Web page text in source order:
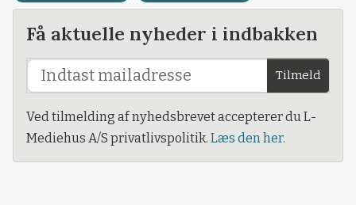
Få aktuelle nyheder i indbakken
Tilmeld
Ved tilmelding af nyhedsbrevet accepterer du L-
Mediehus A/S privatlivspolitik. Læs den her.